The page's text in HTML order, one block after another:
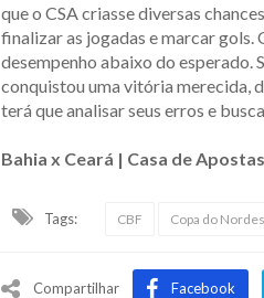
que o CSA criasse diversas
finalizar as jogadas e marcar gols.
desempenho abaixo do esperado.
conquistou uma vitória merecida,
terá que analisar seus erros e
Bahia x Ceará | Casa de
Tags: CBF Copa do
Compartilhar Facebook